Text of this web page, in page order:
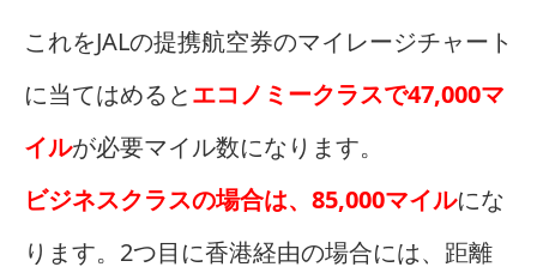
これをJALの提携航空券のマイレージチャート
に当てはめるとエコノミークラスで47,000マ
イルが必要マイル数になります。
ビジネスクラスの場合は、85,000マイルにな
ります。2つ目に香港経由の場合には、距離